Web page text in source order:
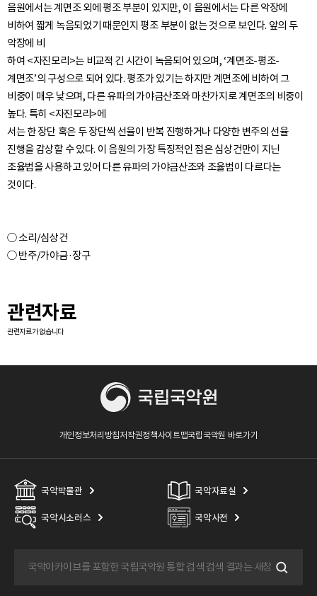
음원에서는 계면조 외에 평조 부분이 있지만, 이 음원에서는 다른 악장에
비하여 짧게 녹음되었기 때문인지 평조 부분이 없는 것으로 보인다. 앞의 두
악장에 비
하여 <자진모리>는 비교적 긴 시간이 녹음되어 있으며, ‘계면조-평조-
계면조’의 구성으로 되어 있다. 평조가 있기는 하지만 계면조에 비하여 그
비중이 매우 낮으며, 다른 유파의 가야금산조와 마찬가지로 계면조의 비중이
높다. 특히 <자진모리>에
서는 한 장단 혹은 두 장단씩 선율이 반복 진행하거나 다양한 변주의 선율
진행을 감상할 수 있다. 이 음원의 가장 특징적인 점은 심상건만이 지닌
조율법을 사용하고 있어 다른 유파의 가야금산조와 조율법이 다르다는
○ 소리/심상건
○ 반주/가야금·장구
관련자료
관련자료가 없습니다
개인정보처리방침저작권정책사이트맵국립국악원 바로가기
국악박물관 국악자료실
국악시소러스 국악사전